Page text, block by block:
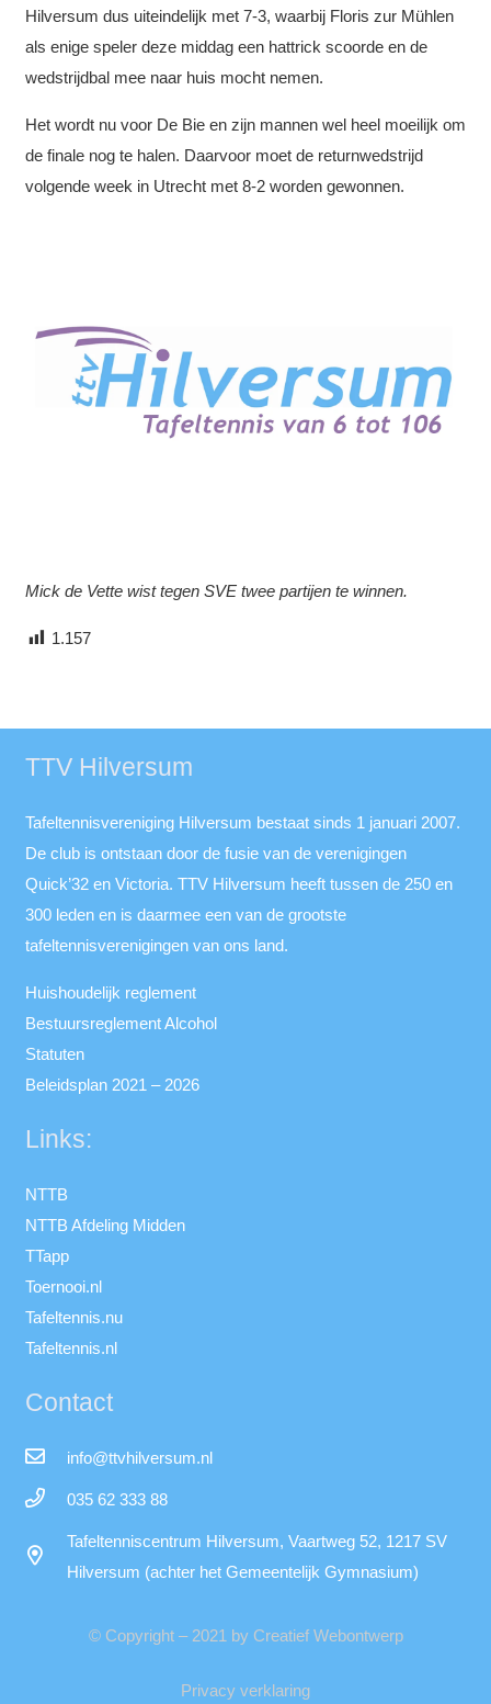
Hilversum dus uiteindelijk met 7-3, waarbij Floris zur Mühlen
als enige speler deze middag een hattrick scoorde en de
wedstrijdbal mee naar huis mocht nemen.
Het wordt nu voor De Bie en zijn mannen wel heel moeilijk om
de finale nog te halen. Daarvoor moet de returnwedstrijd
volgende week in Utrecht met 8-2 worden gewonnen.
Mick de Vette wist tegen SVE twee partijen te winnen.
1.157
TTV Hilversum
Tafeltennisvereniging Hilversum bestaat sinds 1 januari 2007.
De club is ontstaan door de fusie van de verenigingen
Quick’32 en Victoria. TTV Hilversum heeft tussen de 250 en
300 leden en is daarmee een van de grootste
tafeltennisverenigingen van ons land.
Huishoudelijk reglement
Bestuursreglement Alcohol
Statuten
Beleidsplan 2021 – 2026
Links:
NTTB
NTTB Afdeling Midden
TTapp
Toernooi.nl
Tafeltennis.nu
Tafeltennis.nl
Contact
info@ttvhilversum.nl
035 62 333 88
Tafeltenniscentrum Hilversum, Vaartweg 52, 1217 SV
Hilversum (achter het Gemeentelijk Gymnasium)
© Copyright – 2021 by Creatief Webontwerp
Privacy verklaring